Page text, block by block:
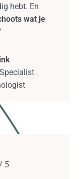
hebt. En
wat je
/ 5